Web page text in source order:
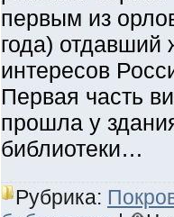
первым из
года)
интересов
Первая часть
прошла у
библиотеки…
Рубрика: